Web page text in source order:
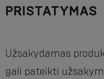
PRISTATYMAS
Užsakydamas
gali pateikti